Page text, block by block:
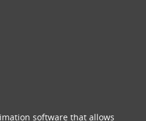
software that allows